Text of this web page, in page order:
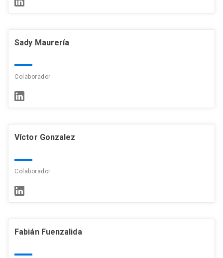
Sady Maurería
Colaborador
Víctor Gonzalez
Colaborador
Fabián Fuenzalida